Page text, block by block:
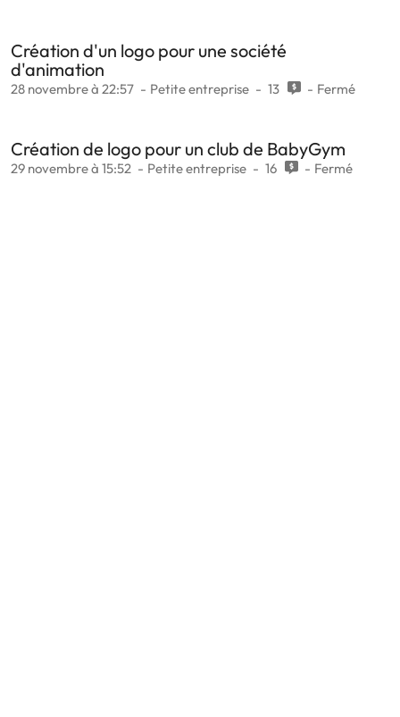
Création d'un logo pour une société
d'animation
28 novembre à 22:57 Petite entreprise 13 Fermé
Création de logo pour un club de BabyGym
29 novembre à 15:52 Petite entreprise 16 Fermé